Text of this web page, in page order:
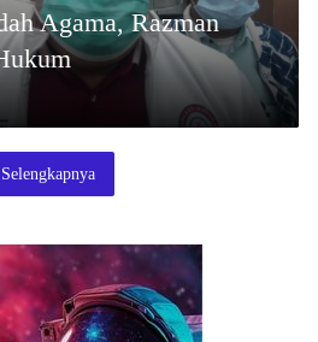
Agama, Razman
Selengkapnya